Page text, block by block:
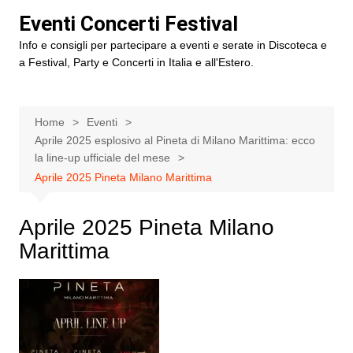
contenuto
Eventi Concerti Festival
Info e consigli per partecipare a eventi e serate in Discoteca e
a Festival, Party e Concerti in Italia e all'Estero.
Home
Eventi
Aprile 2025 esplosivo al Pineta di Milano Marittima: ecco
la line-up ufficiale del mese
Aprile 2025 Pineta Milano Marittima
Aprile 2025 Pineta Milano
Marittima